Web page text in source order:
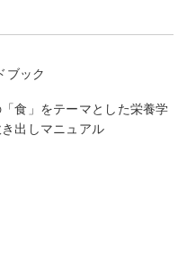
ブック
食」をテーマとした栄養学
出しマニュアル